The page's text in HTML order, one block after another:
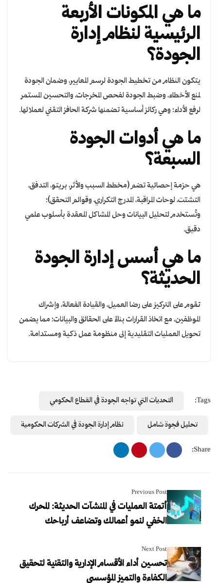
ما هي المكونات الأربعة
الرئيسية لنظام إدارة
الجودة؟
يتكون النظام من تخطيط الجودة لرسم المعايير، وضمان الجودة
لمنع الأخطاء، وضبط الجودة لفحص المخرجات، والتحسين المستمر
لرفع الأداء؛ وهي ركائز أساسية تضمنها شركة الحافز التقني لعملائها.
ما هي أدوات الجودة
السبعة؟
هي حزمة إحصائية تضم (مخطط السبب والأثر، بريتو، التدفق،
التشتت، لوحات المراقبة، المدرج التكراري، وقوائم التحقق)؛
وتُستخدم لتحليل البيانات وحل المشاكل المعقدة بأسلوب علمي
دقيق.
ما هي أسس إدارة الجودة
الحديثة؟
تقوم على التركيز على رضا العميل، والقيادة الفعالة، وإشراك
الموظفين، مع اتخاذ القرارات بناءً على الحقائق والبيانات؛ مما يضمن
تحويل العمليات التقليدية إلى منظومة عمل ذكية ومستدامة.
Tags: التحديات التي تواجه الجودة في القطاع الحكومي
تحليل فجوة شامل نظام إدارة الجودة في الشركات الحكومية
Share:
Previous Post
أتمتة العمليات في المنشآت الحديثة: المحرك
الخفي لنمو أعمالك وتضاعف أرباحك
Next Post
تحسين أداء الأقسام الإدارية والتقنية لتحقيق
الكفاءة والتميز المؤسسي